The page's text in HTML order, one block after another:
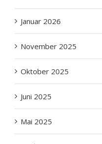
Januar 2026
November 2025
Oktober 2025
Juni 2025
Mai 2025
April 2025